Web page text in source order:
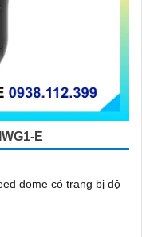
E
dome có trang bị độ